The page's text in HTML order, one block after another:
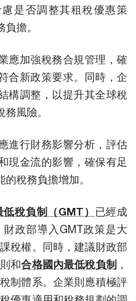
是否調整其租稅優惠策
擔。
應加強稅務合規管理，確
合新政策要求。同時，企
構調整，以提升其全球稅
風險。
進行財務影響分析，評估
現金流的影響，確保有足
稅務負擔增加。
稅負制（GMT） 已經成
政部導入GMT政策是大
稅權。同時，建議財政部
和合格國內最低稅負制 ，
制體系。企業則應積極評